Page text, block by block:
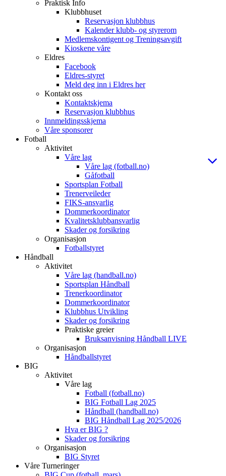
Praktisk Info
Klubbhuset
Reservasjon klubbhus
Kalender klubb- og styrerom
Medlemskontigent og Treningsavgift
Kioskene våre
Eldres
Facebook
Eldres-styret
Meld deg inn i Eldres her
Kontakt oss
Kontaktskjema
Reservasjon klubbhus
Innmeldingsskjema
Våre sponsorer
Fotball
Aktivitet
Våre lag
Våre lag (fotball.no)
Gåfotball
Sportsplan Fotball
Trenerveileder
FIKS-ansvarlig
Dommerkoordinator
Kvalitetsklubbansvarlig
Skader og forsikring
Organisasjon
Fotballstyret
Håndball
Aktivitet
Våre lag (handball.no)
Sportsplan Håndball
Trenerkoordinator
Dommerkoordinator
Klubbhus Utvikling
Skader og forsikring
Praktiske greier
Bruksanvisning Håndball LIVE
Organisasjon
Håndballstyret
BIG
Aktivitet
Våre lag
Fotball (fotball.no)
BIG Fotball Lag 2025
Håndball (handball.no)
BIG Håndball Lag 2025/2026
Hva er BIG ?
Skader og forsikring
Organisasjon
BIG Styret
Våre Turneringer